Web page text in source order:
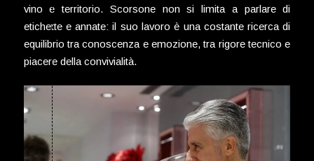
vino e territorio. Scorsone non si limita a parlare di
etichette e annate: il suo lavoro è una costante ricerca di
equilibrio tra conoscenza e emozione, tra rigore tecnico e
piacere della convivialità.